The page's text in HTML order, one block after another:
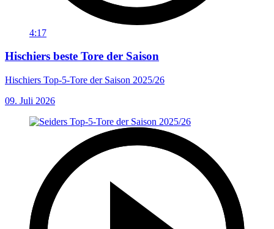
4:17
Hischiers beste Tore der Saison
Hischiers Top-5-Tore der Saison 2025/26
09. Juli 2026